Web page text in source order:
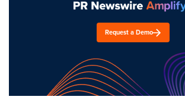
Request a Demo